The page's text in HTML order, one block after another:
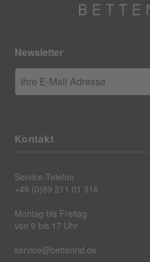
Newsletter
Ihre E-Mail Adresse
Kontakt
Service-Telefon
+49 (0)89 211 01 316
Montag bis Freitag
von 9 bis 17 Uhr
service@bettenrid.de